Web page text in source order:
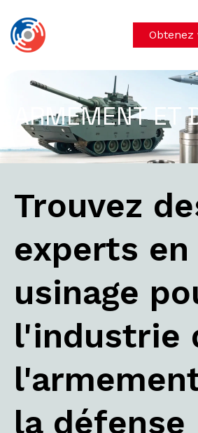
Obtenez
ARMEMENT ET
Trouvez
experts en
usinage
l'industrie
la défense